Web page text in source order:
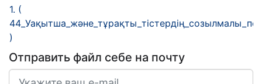
1. (
)
Отправить файл себе на почту